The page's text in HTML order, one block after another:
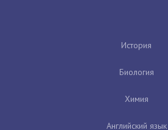
История
Биология
Химия
Английский язык